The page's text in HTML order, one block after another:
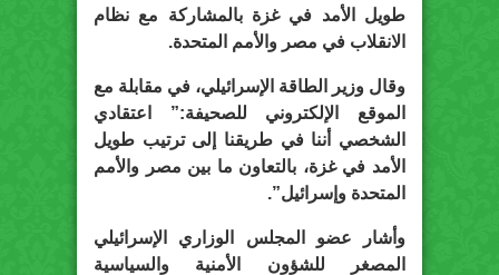
طويل الأمد في غزة بالمشاركة مع نظام
الانقلاب في مصر والأمم المتحدة.
وقال وزير الطاقة الإسرائيلي، في مقابلة مع
الموقع الإلكتروني للصحيفة:” اعتقادي
الشخصي أننا في طريقنا إلى ترتيب طويل
الأمد في غزة، بالتعاون ما بين مصر والأمم
المتحدة وإسرائيل”.
وأشار عضو المجلس الوزاري الإسرائيلي
المصغر للشؤون الأمنية والسياسية